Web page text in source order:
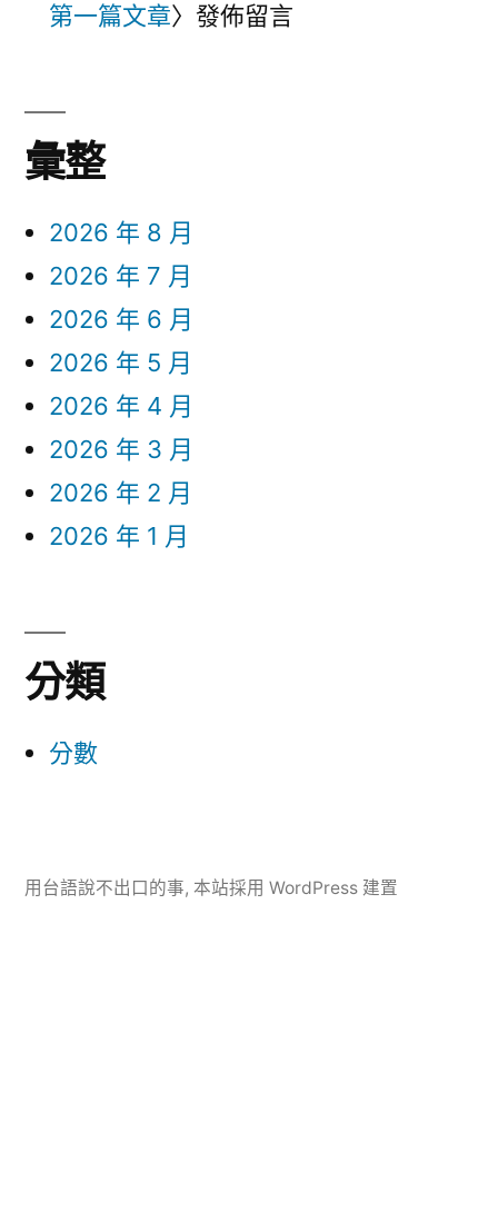
第一篇文章〉發佈留言
彙整
2026 年 8 月
2026 年 7 月
2026 年 6 月
2026 年 5 月
2026 年 4 月
2026 年 3 月
2026 年 2 月
2026 年 1 月
分類
分數
用台語說不出口的事, 本站採用 WordPress 建置